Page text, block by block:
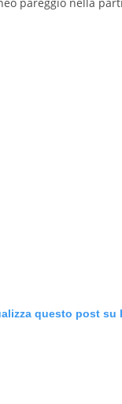
pareggio nella
questo post su